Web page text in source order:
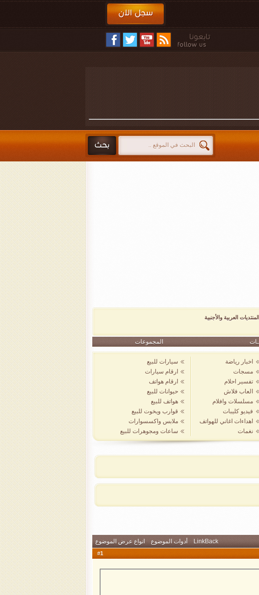
العربية والأجنبية
المجموعات
اخبار رياضة
مسجات
تفسير احلام
العاب فلاش
مسلسلات وافلام
فيديو كليبات
اهداءات اغاني للهواتف
نغمات
سيارات للبيع
ارقام سيارات
ارقام هواتف
حيوانات للبيع
هواتف للبيع
قوارب ويخوت للبيع
ملابس واكسسوارات
ساعات ومجوهرات للبيع
LinkBack أدوات الموضوع انواع عرض الموضوع
1